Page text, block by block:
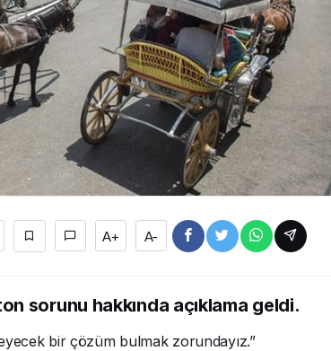
A+ A-
sorunu hakkında açıklama geldi.
bir çözüm bulmak zorundayız.”